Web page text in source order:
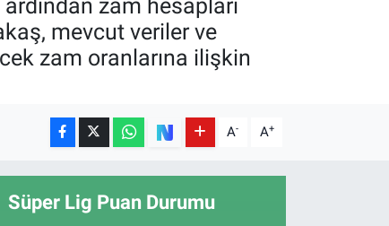
zam hesapları
mevcut veriler ve
zam oranlarına ilişkin
A- A+
Süper Lig Puan Durumu